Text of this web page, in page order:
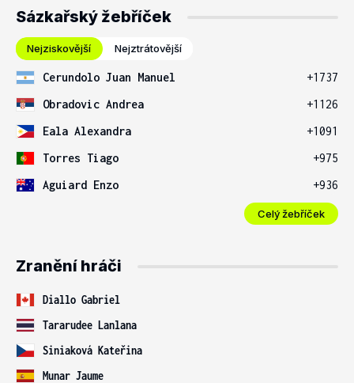
Sázkařský žebříček
Nejziskovější Nejztrátovější
Cerundolo Juan Manuel
+1737
Obradovic Andrea
+1126
Eala Alexandra
+1091
Torres Tiago
+975
Aguiard Enzo
+936
Celý žebříček
Zranění hráči
Diallo Gabriel
Tararudee Lanlana
Siniaková Kateřina
Munar Jaume